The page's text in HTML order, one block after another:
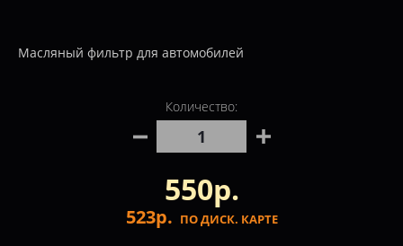
Масляный фильтр для автомобилей
Количество:
550р.
523р. ПО ДИСК. КАРТЕ